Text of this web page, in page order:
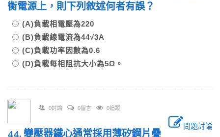
衡電源上，則下列敘述何者有誤？
(A)負載相電壓為220
(B)負載線電流為44√3A
(C)負載功率因數為0.6
(D)負載每相阻抗大小為5Ω。
0討論 0留言 0追蹤
問題討論
44. 變壓器鐵心通常採用薄矽鋼片疊